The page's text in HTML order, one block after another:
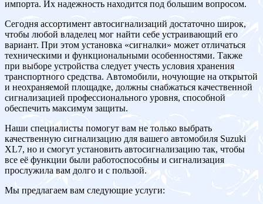
импорта. Их надежность находится под большим вопросом.
Сегодня ассортимент автосигнализаций достаточно широк,
чтобы любой владелец мог найти себе устраивающий его
вариант. При этом установка «сигналки» может отличаться
техническими и функциональными особенностями. Также
при выборе устройства следует учесть условия хранения
транспортного средства. Автомобили, ночующие на открытой
и неохраняемой площадке, должны снабжаться качественной
сигнализацией профессионального уровня, способной
обеспечить максимум защиты.
Наши специалисты помогут вам не только выбрать
качественную сигнализацию для вашего автомобиля Suzuki
XL7, но и смогут установить автосигнализацию так, чтобы
все её функции были работоспособны и сигнализация
прослужила вам долго и с пользой.
Мы предлагаем вам следующие услуги: